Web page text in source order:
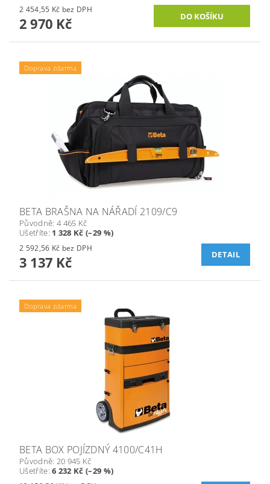
2 454,55 Kč bez DPH
2 970 Kč
Doprava zdarma
BETA BRAŠNA NA NÁŘADÍ 2109/C9
Původně: 4 465 Kč
Ušetříte: 1 328 Kč (–29 %)
2 592,56 Kč bez DPH
3 137 Kč DETAIL
Doprava zdarma
BETA BOX POJÍZDNÝ 4100/C41H
Původně: 20 945 Kč
Ušetříte:6 232 Kč (–29 %)